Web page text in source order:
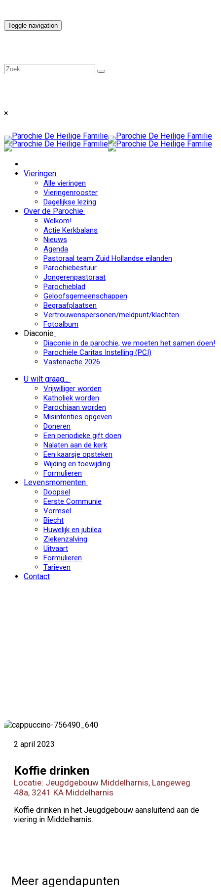
Toggle navigation
×
Vieringen
Alle vieringen
Vieringenrooster
Dagelijkse lezing
Over de Parochie
Welkom!
Actie Kerkbalans
Nieuws
Agenda
Pastoraal team Zuid Hollandse eilanden
Parochiebestuur
Jongerenpastoraat
Parochieblad
Geloofsgemeenschappen
Begraafplaatsen
Vertrouwenspersonen/meldpunt/klachten
Fotoalbum
Diaconie
Diaconie in de parochie, we moeten het samen doen!
Parochiële Caritas Instelling (PCI)
Vastenactie 2026
U wilt graag...
Vrijwilliger worden
Katholiek worden
Parochiaan worden
Misintenties opgeven
Doneren
Een periodieke gift doen
Nalaten aan de kerk
Een kaarsje opsteken
Wijding en toewijding
Formulieren
Levensmomenten
Doopsel
Eerste Communie
Vormsel
Biecht
Huwelijk en jubilea
Ziekenzalving
Uitvaart
Formulieren
Tarieven
Contact
2 april 2023
Koffie drinken
Locatie: Jeugdgebouw Middelharnis, Langeweg
48a, 3241 KA Middelharnis
Koffie drinken in het Jeugdgebouw aansluitend aan de
viering in Middelharnis.
Meer agendapunten